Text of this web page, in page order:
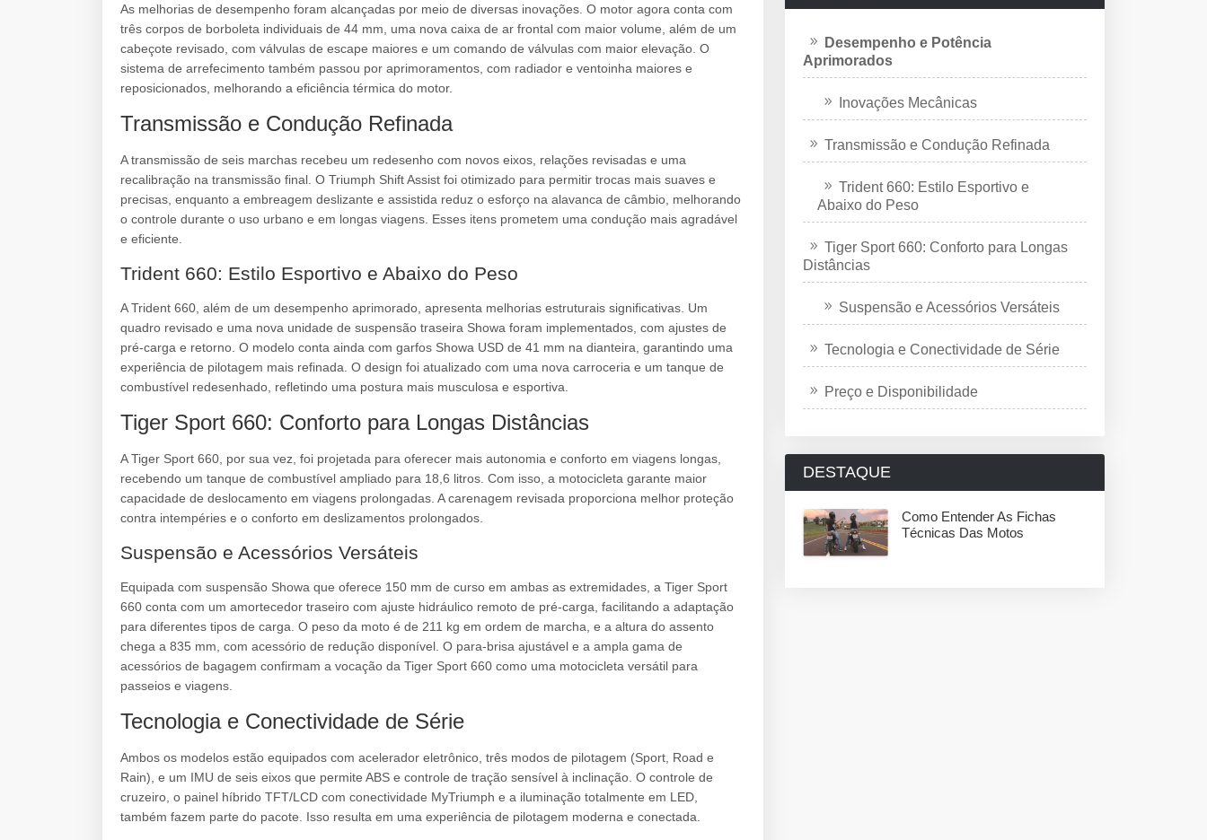
As melhorias de desempenho foram alcançadas por meio de diversas inovações. O motor agora conta com
três corpos de borboleta individuais de 44 mm, uma nova caixa de ar frontal com maior volume, além de um
cabeçote revisado, com válvulas de escape maiores e um comando de válvulas com maior elevação. O
sistema de arrefecimento também passou por aprimoramentos, com radiador e ventoinha maiores e
reposicionados, melhorando a eficiência térmica do motor.
Transmissão e Condução Refinada
A transmissão de seis marchas recebeu um redesenho com novos eixos, relações revisadas e uma
recalibração na transmissão final. O Triumph Shift Assist foi otimizado para permitir trocas mais suaves e
precisas, enquanto a embreagem deslizante e assistida reduz o esforço na alavanca de câmbio, melhorando
o controle durante o uso urbano e em longas viagens. Esses itens prometem uma condução mais agradável
e eficiente.
Trident 660: Estilo Esportivo e Abaixo do Peso
A Trident 660, além de um desempenho aprimorado, apresenta melhorias estruturais significativas. Um
quadro revisado e uma nova unidade de suspensão traseira Showa foram implementados, com ajustes de
pré-carga e retorno. O modelo conta ainda com garfos Showa USD de 41 mm na dianteira, garantindo uma
experiência de pilotagem mais refinada. O design foi atualizado com uma nova carroceria e um tanque de
combustível redesenhado, refletindo uma postura mais musculosa e esportiva.
Tiger Sport 660: Conforto para Longas Distâncias
A Tiger Sport 660, por sua vez, foi projetada para oferecer mais autonomia e conforto em viagens longas,
recebendo um tanque de combustível ampliado para 18,6 litros. Com isso, a motocicleta garante maior
capacidade de deslocamento em viagens prolongadas. A carenagem revisada proporciona melhor proteção
contra intempéries e o conforto em deslizamentos prolongados.
Suspensão e Acessórios Versáteis
Equipada com suspensão Showa que oferece 150 mm de curso em ambas as extremidades, a Tiger Sport
660 conta com um amortecedor traseiro com ajuste hidráulico remoto de pré-carga, facilitando a adaptação
para diferentes tipos de carga. O peso da moto é de 211 kg em ordem de marcha, e a altura do assento
chega a 835 mm, com acessório de redução disponível. O para-brisa ajustável e a ampla gama de
acessórios de bagagem confirmam a vocação da Tiger Sport 660 como uma motocicleta versátil para
passeios e viagens.
Tecnologia e Conectividade de Série
Ambos os modelos estão equipados com acelerador eletrônico, três modos de pilotagem (Sport, Road e
Rain), e um IMU de seis eixos que permite ABS e controle de tração sensível à inclinação. O controle de
cruzeiro, o painel híbrido TFT/LCD com conectividade MyTriumph e a iluminação totalmente em LED,
também fazem parte do pacote. Isso resulta em uma experiência de pilotagem moderna e conectada.
Desempenho e Potência
Aprimorados
Inovações Mecânicas
Transmissão e Condução Refinada
Trident 660: Estilo Esportivo e
Abaixo do Peso
Tiger Sport 660: Conforto para Longas
Distâncias
Suspensão e Acessórios Versáteis
Tecnologia e Conectividade de Série
Preço e Disponibilidade
DESTAQUE
Como Entender As Fichas
Técnicas Das Motos